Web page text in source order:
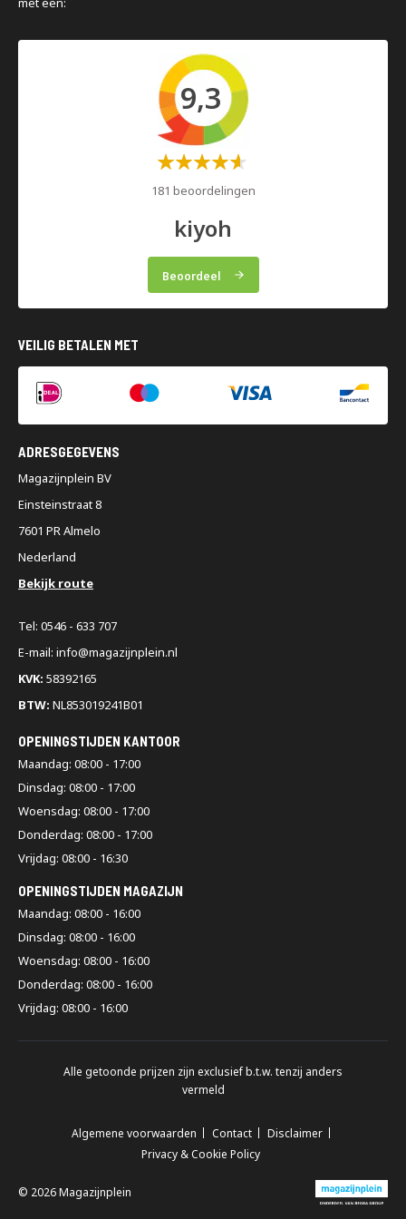
9,3
Waardering:
181 beoordelingen
kiyoh
Beoordeel
VEILIG BETALEN MET
ADRESGEGEVENS
Magazijnplein BV
Einsteinstraat 8
7601 PR Almelo
Nederland
Bekijk route
Tel: 0546 - 633 707
E-mail: info@magazijnplein.nl
KVK: 58392165
BTW: NL853019241B01
OPENINGSTIJDEN KANTOOR
Maandag: 08:00 - 17:00
Dinsdag: 08:00 - 17:00
Woensdag: 08:00 - 17:00
Donderdag: 08:00 - 17:00
Vrijdag: 08:00 - 16:30
OPENINGSTIJDEN MAGAZIJN
Maandag: 08:00 - 16:00
Dinsdag: 08:00 - 16:00
Woensdag: 08:00 - 16:00
Donderdag: 08:00 - 16:00
Vrijdag: 08:00 - 16:00
Alle getoonde prijzen zijn exclusief b.t.w. tenzij anders
vermeld
Algemene voorwaarden Contact
Disclaimer
Privacy & Cookie Policy
© 2026 Magazijnplein